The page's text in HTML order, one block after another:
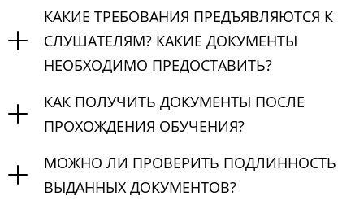
КАКИЕ ТРЕБОВАНИЯ ПРЕДЪЯВЛЯЮТСЯ К
СЛУШАТЕЛЯМ? КАКИЕ ДОКУМЕНТЫ
НЕОБХОДИМО ПРЕДОСТАВИТЬ?
КАК ПОЛУЧИТЬ ДОКУМЕНТЫ ПОСЛЕ
ПРОХОЖДЕНИЯ ОБУЧЕНИЯ?
МОЖНО ЛИ ПРОВЕРИТЬ ПОДЛИННОСТЬ
ВЫДАННЫХ ДОКУМЕНТОВ?